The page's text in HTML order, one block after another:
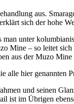
aus.
sich der hohe
unter
Mine – so leitet
aus der Muzo
alle hier
und seinen
ist im Übrigen